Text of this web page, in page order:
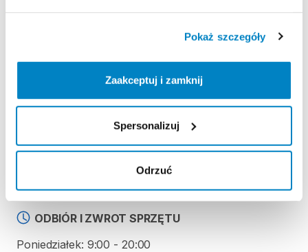
Pokaż szczegóły
Zaakceptuj i zamknij
Spersonalizuj
Odrzuć
Regulamin wypożyczalni
Nie pobieramy kaucji za wypożyczenie tego
ODBIÓR I ZWROT SPRZĘTU
Poniedziałek: 9:00 - 20:00